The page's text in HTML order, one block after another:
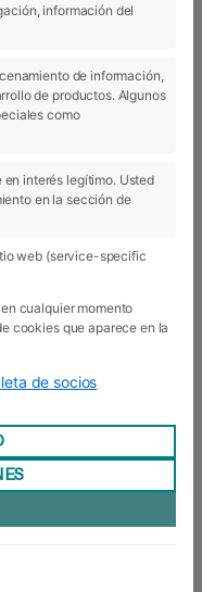
montando, a
de los
información del
de información,
de productos. Algunos
como
interés legítimo. Usted
en la sección de
web (service-specific
cualquier momento
cookies que aparece en la
de socios